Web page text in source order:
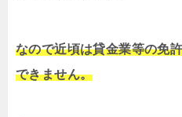
なので近頃は貸金業等の免
できません。